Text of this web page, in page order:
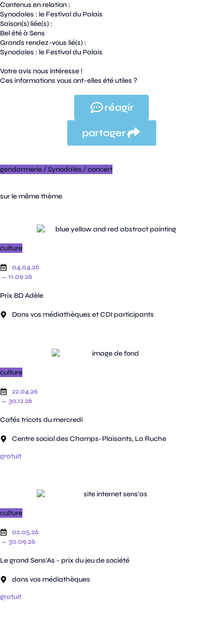
Contenus en relation :
Synodales : le Festival du Palais
Saison(s) liée(s) :
Bel été à Sens
Grands rendez-vous lié(s) :
Synodales : le Festival du Palais
Votre avis nous intéresse !
Ces informations vous ont-elles été utiles ?
réagir
partager
gendarmerie /Synodales /concert
sur le même thème
culture
04.04.26
→ 11.09.26
Prix BD Adèle
Dans vos médiathèques et CDI participants
culture
22.04.26
→ 30.12.26
Cafés tricots du mercredi
Centre social des Champs-Plaisants, La Ruche
gratuit
culture
02.05.26
→ 30.09.26
Le grand Sens'As - prix du jeu de société
dans vos médiathèques
gratuit